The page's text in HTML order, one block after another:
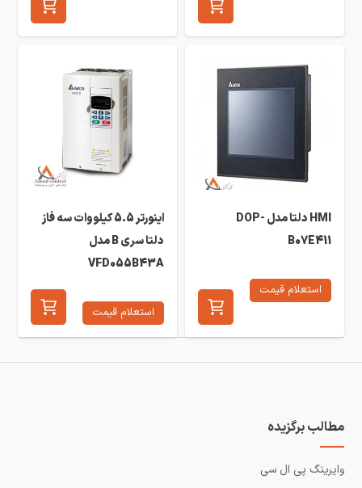
HMI دلتا مدل DOP-
B07E411
استعلام قیمت
اینورتر 5.5 کیلووات سه فاز
دلتا سری B مدل
VFD055B43A
استعلام قیمت
مطالب برگزیده
وایرینگ پی ال سی